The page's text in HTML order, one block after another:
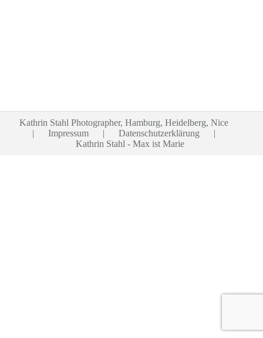
Kathrin Stahl Photographer, Hamburg, Heidelberg, Nice
|Impressum |Datenschutzerklärung |
Kathrin Stahl - Max ist Marie